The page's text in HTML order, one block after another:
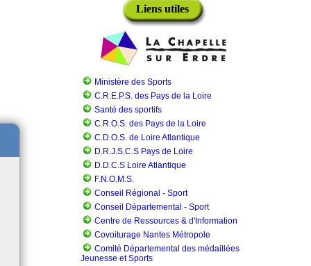
Liens utiles
Ministère des Sports
C.R.E.P.S. des Pays de la Loire
Santé des sportifs
C.R.O.S. des Pays de la Loire
C.D.O.S. de Loire Atlantique
D.R.J.S.C.S Pays de Loire
D.D.C.S Loire Atlantique
F.N.O.M.S.
Conseil Régional - Sport
Conseil Départemental - Sport
Centre de Ressources & d'Information
Covoiturage Nantes Métropole
Comité Départemental des médaillées
Jeunesse et Sports